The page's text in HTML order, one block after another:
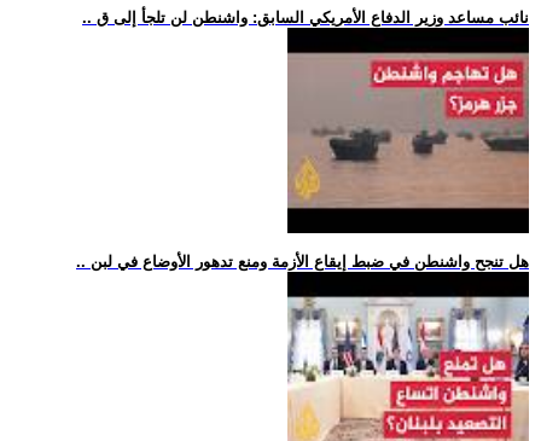
.. نائب مساعد وزير الدفاع الأمريكي السابق: واشنطن لن تلجأ إلى ق
.. هل تنجح واشنطن في ضبط إيقاع الأزمة ومنع تدهور الأوضاع في لبن